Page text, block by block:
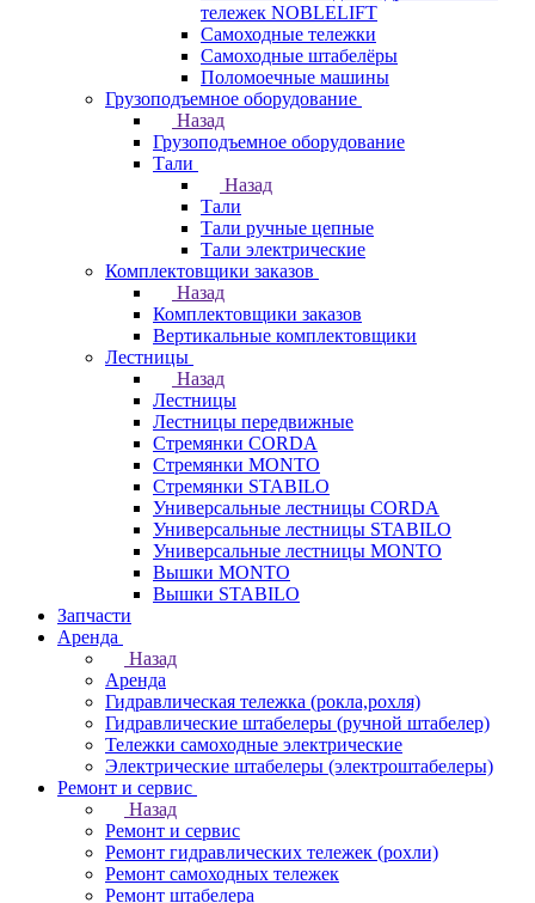
тележек NOBLELIFT
Самоходные тележки
Самоходные штабелёры
Поломоечные машины
Грузоподъемное оборудование
Назад
Грузоподъемное оборудование
Тали
Назад
Тали
Тали ручные цепные
Тали электрические
Комплектовщики заказов
Назад
Комплектовщики заказов
Вертикальные комплектовщики
Лестницы
Назад
Лестницы
Лестницы передвижные
Стремянки CORDA
Стремянки MONTO
Стремянки STABILO
Универсальные лестницы CORDA
Универсальные лестницы STABILO
Универсальные лестницы MONTO
Вышки MONTO
Вышки STABILO
Запчасти
Аренда
Назад
Аренда
Гидравлическая тележка (рокла,рохля)
Гидравлические штабелеры (ручной штабелер)
Тележки самоходные электрические
Электрические штабелеры (электроштабелеры)
Ремонт и сервис
Назад
Ремонт и сервис
Ремонт гидравлических тележек (рохли)
Ремонт самоходных тележек
Ремонт штабелера